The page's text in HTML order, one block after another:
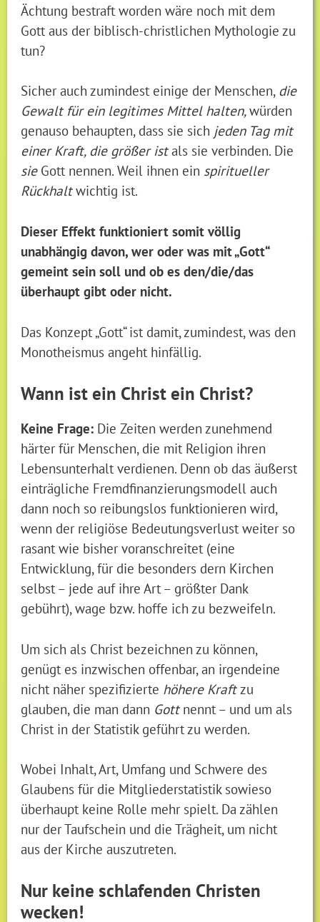
Ächtung bestraft worden wäre noch mit dem
Gott aus der biblisch-christlichen Mythologie zu
tun?
Sicher auch zumindest einige der Menschen, die
Gewalt für ein legitimes Mittel halten,würden
genauso behaupten, dass sie sich jeden Tag mit
einer Kraft, die größer istals sie verbinden. Die
sie Gott nennen. Weil ihnen ein spiritueller
Rückhaltwichtig ist.
Dieser Effekt funktioniert somit völlig
unabhängig davon, wer oder was mit „Gott“
gemeint sein soll und ob es den/die/das
überhaupt gibt oder nicht.
Das Konzept „Gott“ ist damit, zumindest, was den
Monotheismus angeht hinfällig.
Wann ist ein Christ ein Christ?
Keine Frage: Die Zeiten werden zunehmend
härter für Menschen, die mit Religion ihren
Lebensunterhalt verdienen. Denn ob das äußerst
einträgliche Fremdfinanzierungsmodell auch
dann noch so reibungslos funktionieren wird,
wenn der religiöse Bedeutungsverlust weiter so
rasant wie bisher voranschreitet (eine
Entwicklung, für die besonders dern Kirchen
selbst – jede auf ihre Art – größter Dank
gebührt), wage bzw. hoffe ich zu bezweifeln.
Um sich als Christ bezeichnen zu können,
genügt es inzwischen offenbar, an irgendeine
nicht näher spezifizierte höhere Kraftzu
glauben, die man dann Gottnennt – und um als
Christ in der Statistik geführt zu werden.
Wobei Inhalt, Art, Umfang und Schwere des
Glaubens für die Mitgliederstatistik sowieso
überhaupt keine Rolle mehr spielt. Da zählen
nur der Taufschein und die Trägheit, um nicht
aus der Kirche auszutreten.
Nur keine schlafenden Christen
wecken!